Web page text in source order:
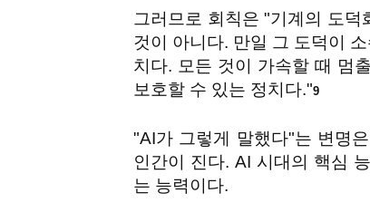
그러므로 회칙은 "기계의 도
것이 아니다. 만일 그 도덕이
치다. 모든 것이 가속할 때 멈
보호할 수 있는 정치다."9
"AI가 그렇게 말했다"는 변명
인간이 진다. AI 시대의 핵심
는 능력이다.